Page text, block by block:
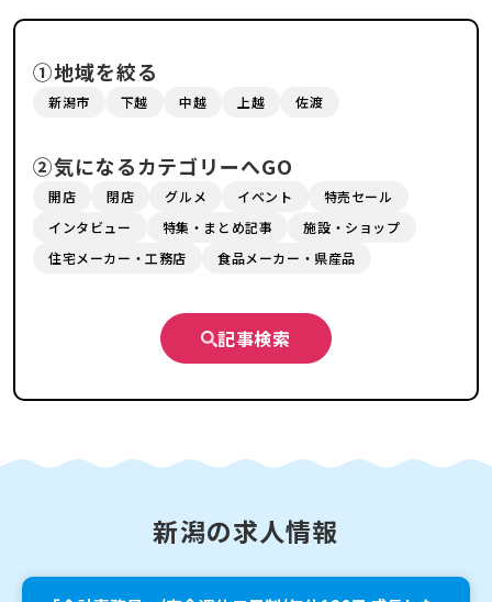
①地域を絞る
新潟市 下越 中越 上越 佐渡
②気になるカテゴリーへGO
開店 閉店 グルメ イベント
特売セール
インタビュー
特集・まとめ記事
施設・ショップ
住宅メーカー・工務店
食品メーカー・県産品
記事検索
新潟の求人情報